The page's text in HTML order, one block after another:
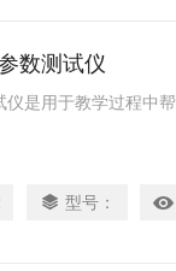
数测试仪
是用于教学过程中
型号：